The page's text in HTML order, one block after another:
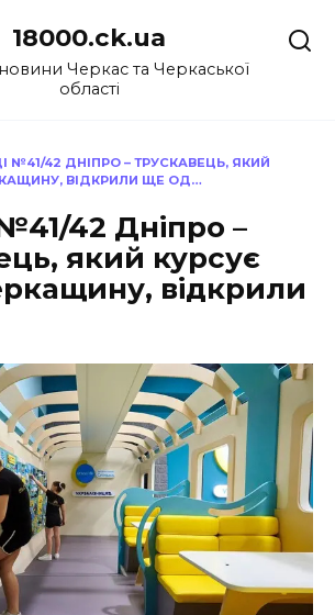
18000.ck.ua
Черкас та Черкаської
області
№41/42 ДНІПРО – ТРУСКАВЕЦЬ, ЯКИЙ
ВІДКРИЛИ ЩЕ ОД…
42 Дніпро –
який курсує
відкрили